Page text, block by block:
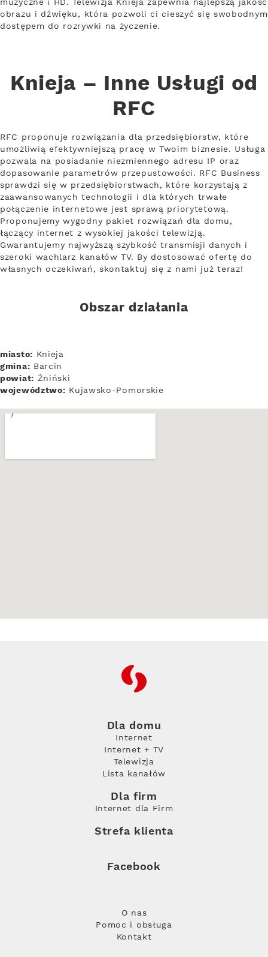
muzyczne i HD. Telewizja Knieja zapewnia najlepszą jakość
obrazu i dźwięku, która pozwoli ci cieszyć się swobodnym
dostępem do rozrywki na życzenie.
Knieja – Inne Usługi od
RFC
RFC proponuje rozwiązania dla przedsiębiorstw, które
umożliwią efektywniejszą pracę w Twoim biznesie. Usługa
pozwala na posiadanie niezmiennego adresu IP oraz
dopasowanie parametrów przepustowości. RFC Business
sprawdzi się w przedsiębiorstwach, które korzystają z
zaawansowanych technologii i dla których trwałe
połączenie internetowe jest sprawą priorytetową.
Proponujemy wygodny pakiet rozwiązań dla domu,
łączący internet z wysokiej jakości telewizją.
Gwarantujemy najwyższą szybkość transmisji danych i
szeroki wachlarz kanałów TV. By dostosować ofertę do
własnych oczekiwań, skontaktuj się z nami już teraz!
Obszar działania
miasto: Knieja
gmina: Barcin
powiat: Żniński
województwo: Kujawsko-Pomorskie
RFC
Dla domu
Internet
Internet + TV
Telewizja
Lista kanałów
Dla firm
Internet dla Firm
Strefa klienta
Facebook
O nas
Pomoc i obsługa
Kontakt